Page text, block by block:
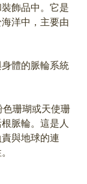
飾品中。它是
洋中，主要由
體的脈輪系統
脈輪。這是人
與地球的連